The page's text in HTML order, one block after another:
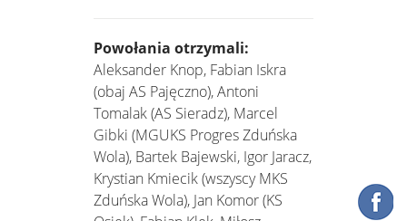
Powołania otrzymali:
Aleksander Knop, Fabian Iskra
(obaj AS Pajęczno), Antoni
Tomalak (AS Sieradz), Marcel
Gibki (MGUKS Progres Zduńska
Wola), Bartek Bajewski, Igor Jaracz,
Krystian Kmiecik (wszyscy MKS
Zduńska Wola), Jan Komor (KS